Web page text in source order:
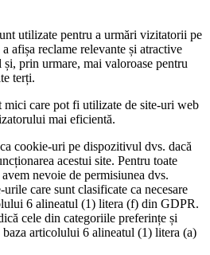
utilizate pentru a urmări vizitatorii pe
afișa reclame relevante și atractive
prin urmare, mai valoroase pentru
terți.
care pot fi utilizate de site-uri web
mai eficientă.
cookie-uri pe dispozitivul dvs. dacă
acestui site. Pentru toate
nevoie de permisiunea dvs.
care sunt clasificate ca necesare
6 alineatul (1) litera (f) din GDPR.
cele din categoriile preferințe și
articolului 6 alineatul (1) litera (a)